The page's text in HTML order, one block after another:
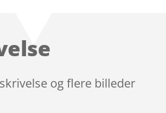
og flere billeder